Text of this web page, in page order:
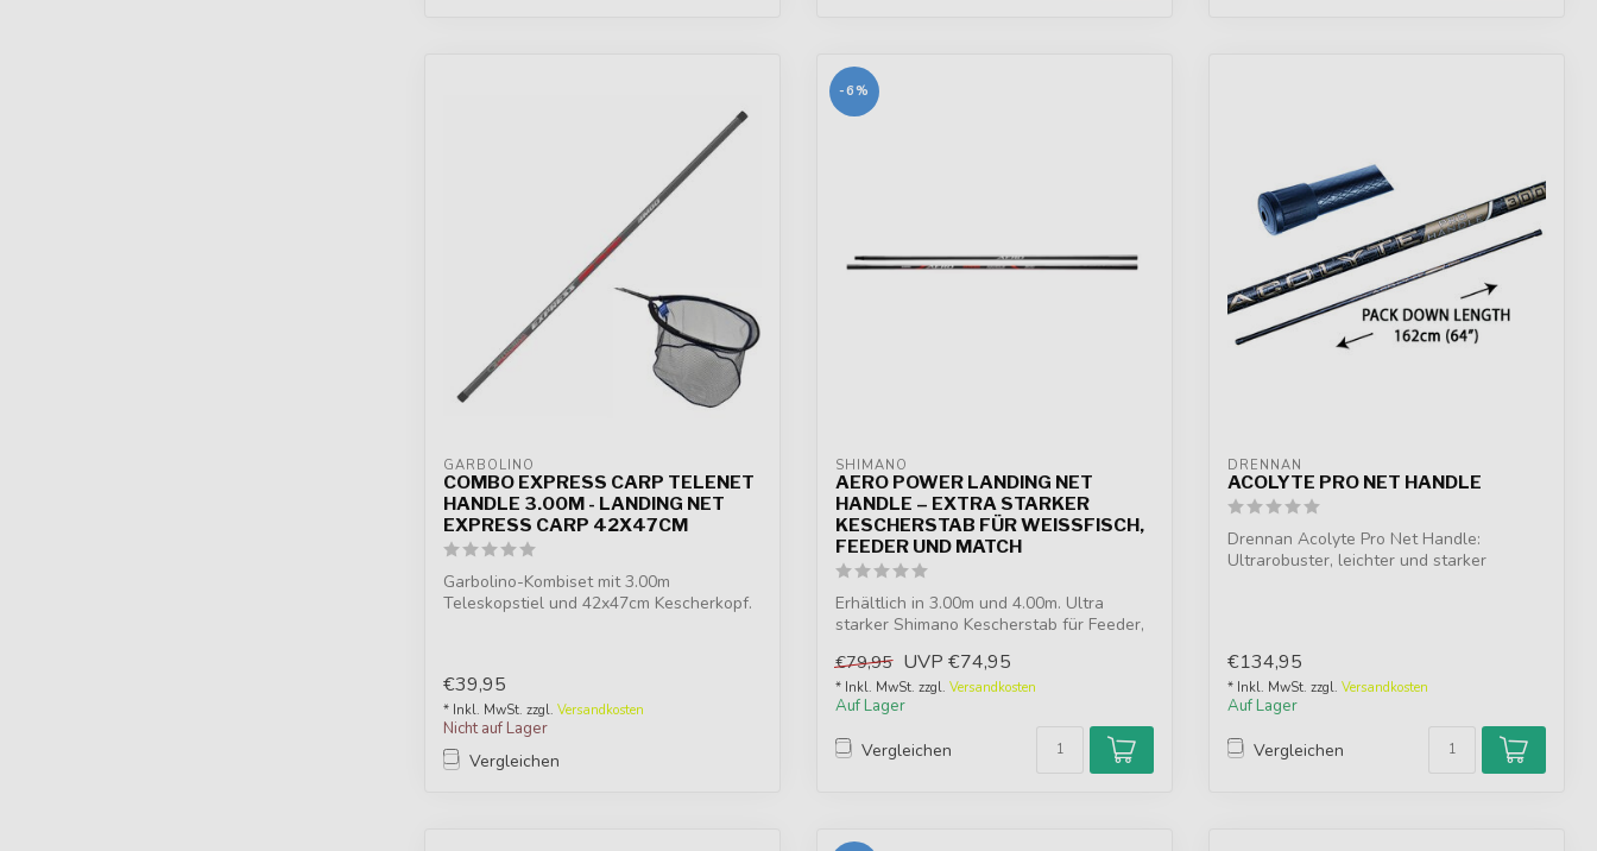
GARBOLINO
COMBO EXPRESS CARP TELENET
HANDLE 3.00M - LANDING NET
EXPRESS CARP 42X47CM
Garbolino-Kombiset mit 3.00m
Teleskopstiel und 42x47cm Kescherkopf.
€39,95
* Inkl. MwSt. zzgl. Versandkosten
Nicht auf Lager
Vergleichen
-6%
SHIMANO
AERO POWER LANDING NET
HANDLE – EXTRA STARKER
KESCHERSTAB FÜR WEISSFISCH, F
EEDER UND MATCH
Erhältlich in 3.00m und 4.00m. Ultra
starker Shimano Kescherstab für Feeder,
€79,95 UVP €74,95
* Inkl. MwSt. zzgl. Versandkosten
Auf Lager
Vergleichen
DRENNAN
ACOLYTE PRO NET HANDLE
Drennan Acolyte Pro Net Handle:
Ultrarobuster, leichter und starker
€134,95
* Inkl. MwSt. zzgl. Versandkosten
Auf Lager
Vergleichen